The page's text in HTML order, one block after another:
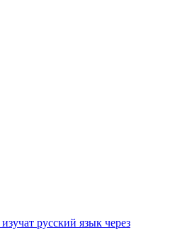
русский язык через